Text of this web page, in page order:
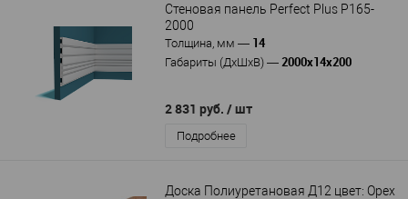
Стеновая панель Perfect Plus P165-
2000
Толщина, мм — 14
Габариты (ДхШхВ) — 2000x14x200
2 831 руб. / шт
Подробнее
Доска Полиуретановая Д12 цвет: Орех